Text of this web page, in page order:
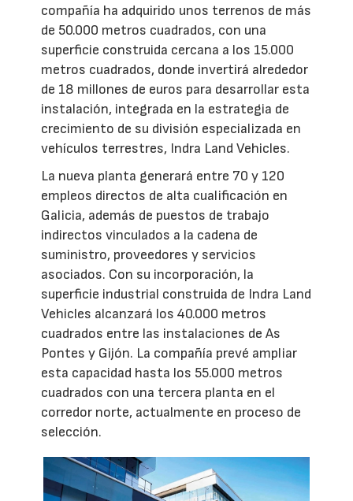
compañía ha adquirido unos terrenos de más
de 50.000 metros cuadrados, con una
superficie construida cercana a los 15.000
metros cuadrados, donde invertirá alrededor
de 18 millones de euros para desarrollar esta
instalación, integrada en la estrategia de
crecimiento de su división especializada en
vehículos terrestres, Indra Land Vehicles.
La nueva planta generará entre 70 y 120
empleos directos de alta cualificación en
Galicia, además de puestos de trabajo
indirectos vinculados a la cadena de
suministro, proveedores y servicios
asociados. Con su incorporación, la
superficie industrial construida de Indra Land
Vehicles alcanzará los 40.000 metros
cuadrados entre las instalaciones de As
Pontes y Gijón. La compañía prevé ampliar
esta capacidad hasta los 55.000 metros
cuadrados con una tercera planta en el
corredor norte, actualmente en proceso de
selección.